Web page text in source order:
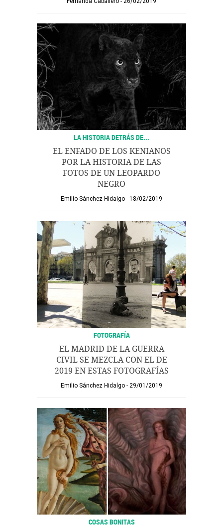
LA HISTORIA DETRÁS DE...
EL ENFADO DE LOS KENIANOS
POR LA HISTORIA DE LAS
FOTOS DE UN LEOPARDO
NEGRO
Emilio Sánchez Hidalgo 18/02/2019
FOTOGRAFÍA
EL MADRID DE LA GUERRA
CIVIL SE MEZCLA CON EL DE
2019 EN ESTAS FOTOGRAFÍAS
Emilio Sánchez Hidalgo 29/01/2019
COSAS BONITAS